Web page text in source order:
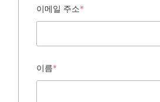
이메일 주소*
이름*